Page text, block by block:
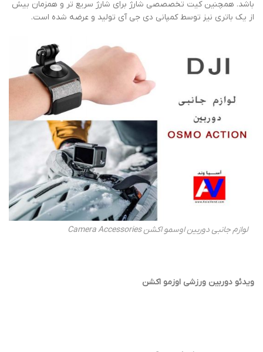
باشد. همچنین کیت تخصصصی شارژ برای شارژ سریع تر و همزمان بیش
از یک باتری نیز توسط کمپانی دی جی آی تولید و عرضه شده است.
لوازم جانبی دوربین اوسمو اکشن Camera Accessories
ویدئو دوربین ورزشی اوزمو اکشن